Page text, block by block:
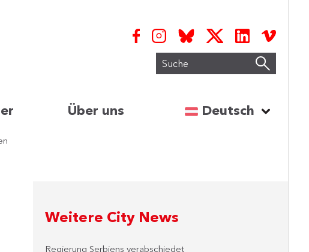
Suche
Über uns Sprache
Deutsch
Weitere City News
Regierung Serbiens verabschiedet